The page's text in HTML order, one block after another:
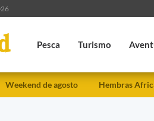
Pesca Turismo
Weekend de agosto Hembras